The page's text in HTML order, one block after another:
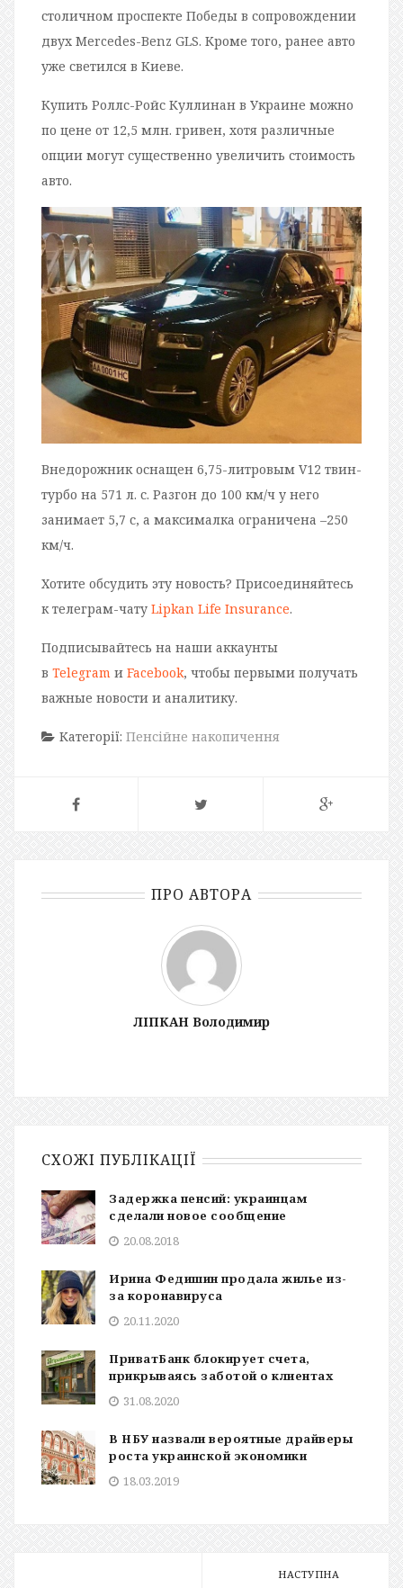
столичном проспекте Победы в сопровождении
двух Mercedes-Benz GLS. Кроме того, ранее авто
уже светился в Киеве.
Купить Роллс-Ройс Куллинан в Украине можно
по цене от 12,5 млн. гривен, хотя различные
опции могут существенно увеличить стоимость
авто.
Внедорожник оснащен 6,75-литровым V12 твин-
турбо на 571 л. с. Разгон до 100 км/ч у него
занимает 5,7 с, а максималка ограничена –250
км/ч.
Хотите обсудить эту новость? Присоединяйтесь
к телеграм-чату Lipkan Life Insurance.
Подписывайтесь на наши аккаунты
в Telegram и Facebook, чтобы первыми получать
важные новости и аналитику.
Категорії: Пенсійне накопичення
ПРО АВТОРА
ЛІПКАН Володимир
СХОЖІ ПУБЛІКАЦІЇ
Задержка пенсий: украинцам
сделали новое сообщение
20.08.2018
Ирина Федишин продала жилье из-
за коронавируса
20.11.2020
ПриватБанк блокирует счета,
прикрываясь заботой о клиентах
31.08.2020
В НБУ назвали вероятные драйверы
роста украинской экономики
18.03.2019
НАСТУПНА